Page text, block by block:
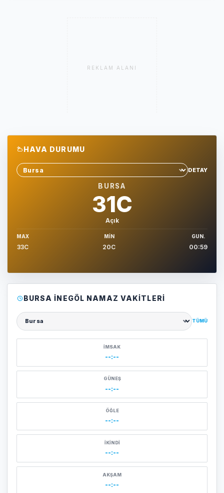
REKLAM ALANI
HAVA DURUMU
Sehir sec
DETAY
BURSA
31C
Açık
MAX
33C
MIN
20C
GUN.
00:59
BURSA İNEGÖL NAMAZ VAKITLERI
Şehir seçin
TÜMÜ
İMSAK
--:--
GÜNEŞ
--:--
ÖĞLE
--:--
İKINDI
--:--
AKŞAM
--:--